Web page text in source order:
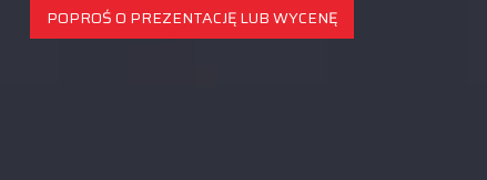
POPROŚ O PREZENTACJĘ LUB WYCENĘ